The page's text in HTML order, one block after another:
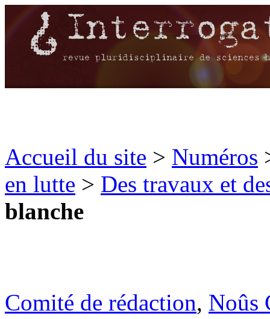
Accueil du site > Numéros
en lutte > Des travaux et
blanche
Comité de rédaction, Noûs